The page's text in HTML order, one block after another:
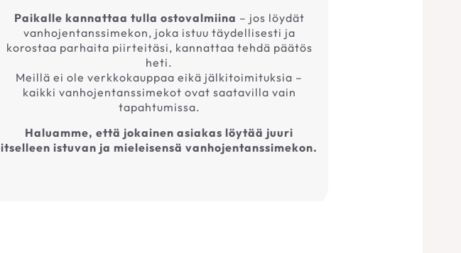
Paikalle kannattaa tulla ostovalmiina – jos löydät
vanhojentanssimekon, joka istuu täydellisesti ja
korostaa parhaita piirteitäsi, kannattaa tehdä päätös
heti.
Meillä ei ole verkkokauppaa eikä jälkitoimituksia –
kaikki vanhojentanssimekot ovat saatavilla vain
tapahtumissa.
Haluamme, että jokainen asiakas löytää juuri
itselleen istuvan ja mieleisensä vanhojentanssimekon.